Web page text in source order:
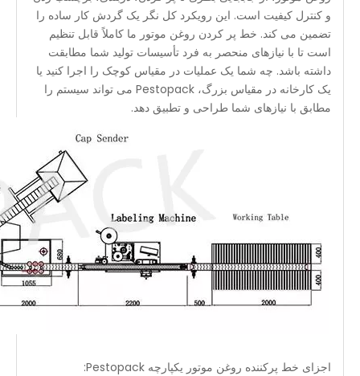
و کنترل کیفیت است. این رویکرد کل نگر یک گردش کار ساده را
تضمین می کند. خط پر کردن روغن موتور ما کاملاً قابل تنظیم
است تا با نیازهای منحصر به فرد تأسیسات تولید شما مطابقت
داشته باشد. چه شما یک عملیات در مقیاس کوچک را اجرا کنید یا
یک کارخانه در مقیاس بزرگ، Pestopack می تواند سیستم را
مطابق با نیازهای شما طراحی و تطبیق دهد.
اجزای خط پرکننده روغن موتور یکپارچه Pestopack: